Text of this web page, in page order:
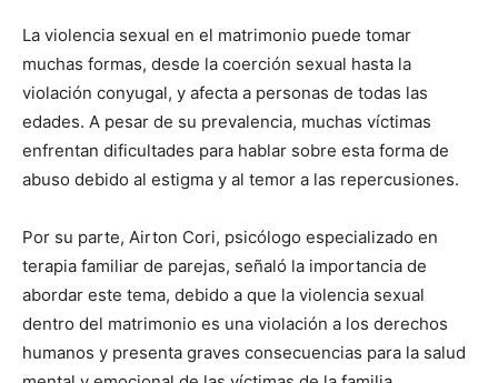
La violencia sexual en el matrimonio puede tomar
muchas formas, desde la coerción sexual hasta la
violación conyugal, y afecta a personas de todas las
edades. A pesar de su prevalencia, muchas víctimas
enfrentan dificultades para hablar sobre esta forma de
abuso debido al estigma y al temor a las repercusiones.
Por su parte, Airton Cori, psicólogo especializado en
terapia familiar de parejas, señaló la importancia de
abordar este tema, debido a que la violencia sexual
dentro del matrimonio es una violación a los derechos
humanos y presenta graves consecuencias para la salud